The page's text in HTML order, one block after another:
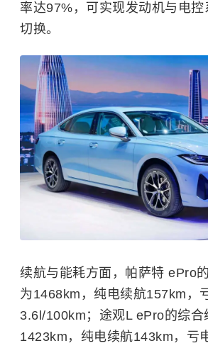
率达97%，可实现发动机与电
切换。
续航与能耗方面，帕萨特 ePro
为1468km，纯电续航157km，
3.6l/100km；途观L ePro的综合
1423km，纯电续航143km，亏